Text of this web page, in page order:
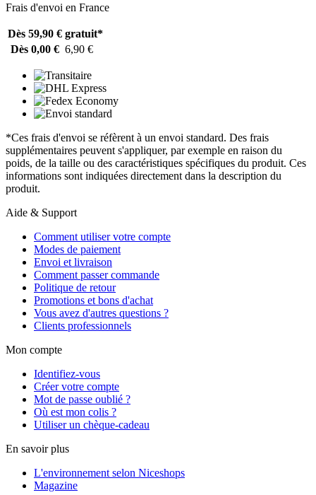
Frais d'envoi en France
Dès 59,90 € gratuit*
Dès 0,00 € 6,90 €
*Ces frais d'envoi se réfèrent à un envoi standard. Des frais
supplémentaires peuvent s'appliquer, par exemple en raison du
poids, de la taille ou des caractéristiques spécifiques du produit. Ces
informations sont indiquées directement dans la description du
produit.
Aide & Support
Comment utiliser votre compte
Modes de paiement
Envoi et livraison
Comment passer commande
Politique de retour
Promotions et bons d'achat
Vous avez d'autres questions ?
Clients professionnels
Mon compte
Identifiez-vous
Créer votre compte
Mot de passe oublié ?
Où est mon colis ?
Utiliser un chèque-cadeau
En savoir plus
L'environnement selon Niceshops
Magazine